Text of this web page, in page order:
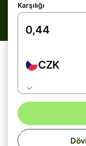
Karşılığı
CZK